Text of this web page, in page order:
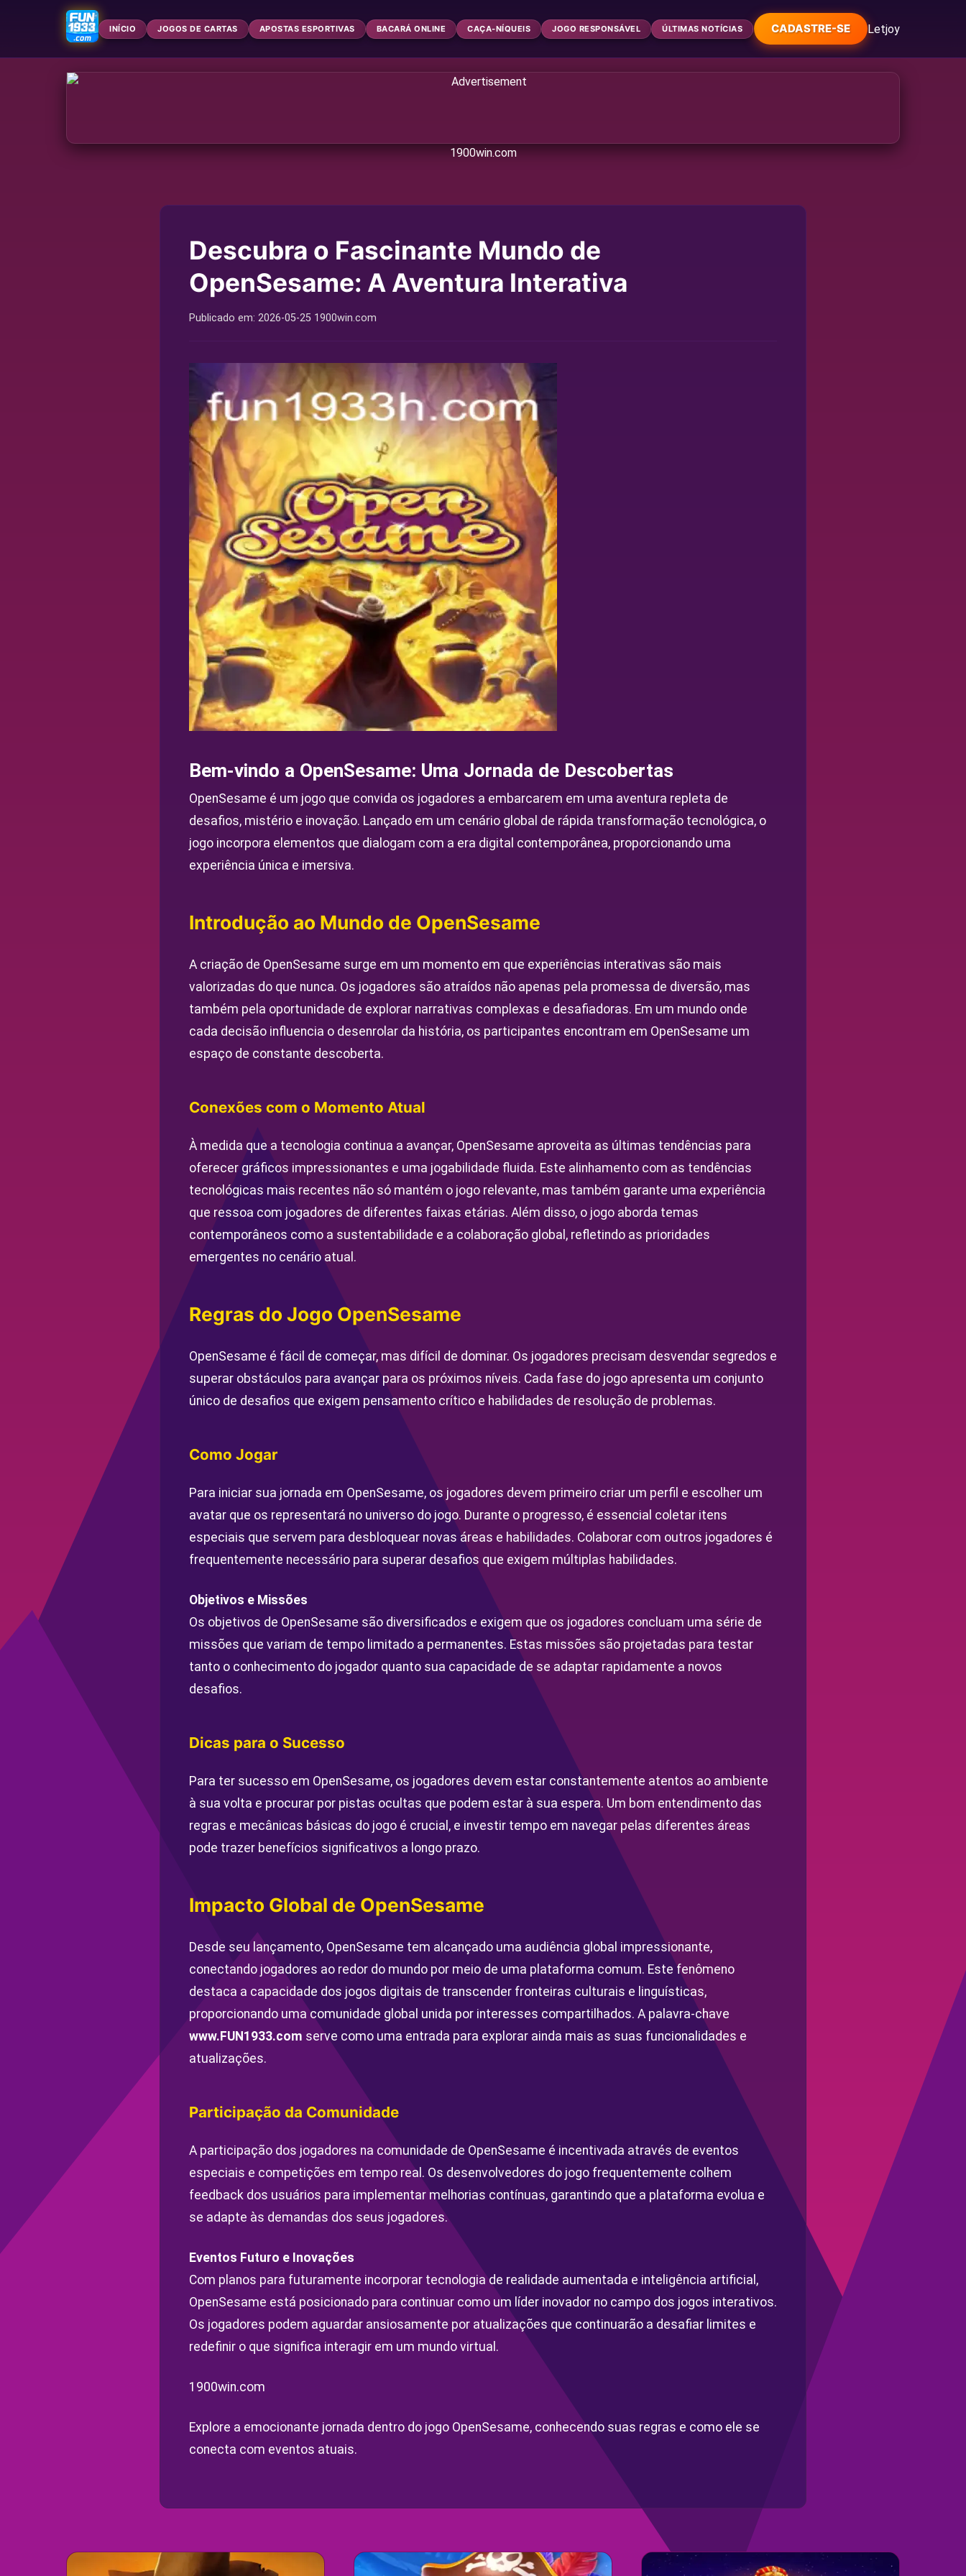
INÍCIO JOGOS DE CARTAS APOSTAS ESPORTIVAS BACARÁ ONLINE CAÇA-NÍQUEIS JOGO RESPONSÁVEL ÚLTIMAS NOTÍCIAS CADASTRE-SE Letjoy
1900win.com
Descubra o Fascinante Mundo de
OpenSesame: A Aventura Interativa
Publicado em: 2026-05-25 1900win.com
Bem-vindo a OpenSesame: Uma Jornada de Descobertas
OpenSesame é um jogo que convida os jogadores a embarcarem em uma aventura repleta de
desafios, mistério e inovação. Lançado em um cenário global de rápida transformação tecnológica, o
jogo incorpora elementos que dialogam com a era digital contemporânea, proporcionando uma
experiência única e imersiva.
Introdução ao Mundo de OpenSesame
A criação de OpenSesame surge em um momento em que experiências interativas são mais
valorizadas do que nunca. Os jogadores são atraídos não apenas pela promessa de diversão, mas
também pela oportunidade de explorar narrativas complexas e desafiadoras. Em um mundo onde
cada decisão influencia o desenrolar da história, os participantes encontram em OpenSesame um
espaço de constante descoberta.
Conexões com o Momento Atual
À medida que a tecnologia continua a avançar, OpenSesame aproveita as últimas tendências para
oferecer gráficos impressionantes e uma jogabilidade fluida. Este alinhamento com as tendências
tecnológicas mais recentes não só mantém o jogo relevante, mas também garante uma experiência
que ressoa com jogadores de diferentes faixas etárias. Além disso, o jogo aborda temas
contemporâneos como a sustentabilidade e a colaboração global, refletindo as prioridades
emergentes no cenário atual.
Regras do Jogo OpenSesame
OpenSesame é fácil de começar, mas difícil de dominar. Os jogadores precisam desvendar segredos e
superar obstáculos para avançar para os próximos níveis. Cada fase do jogo apresenta um conjunto
único de desafios que exigem pensamento crítico e habilidades de resolução de problemas.
Como Jogar
Para iniciar sua jornada em OpenSesame, os jogadores devem primeiro criar um perfil e escolher um
avatar que os representará no universo do jogo. Durante o progresso, é essencial coletar itens
especiais que servem para desbloquear novas áreas e habilidades. Colaborar com outros jogadores é
frequentemente necessário para superar desafios que exigem múltiplas habilidades.
Objetivos e Missões
Os objetivos de OpenSesame são diversificados e exigem que os jogadores concluam uma série de
missões que variam de tempo limitado a permanentes. Estas missões são projetadas para testar
tanto o conhecimento do jogador quanto sua capacidade de se adaptar rapidamente a novos
desafios.
Dicas para o Sucesso
Para ter sucesso em OpenSesame, os jogadores devem estar constantemente atentos ao ambiente
à sua volta e procurar por pistas ocultas que podem estar à sua espera. Um bom entendimento das
regras e mecânicas básicas do jogo é crucial, e investir tempo em navegar pelas diferentes áreas
pode trazer benefícios significativos a longo prazo.
Impacto Global de OpenSesame
Desde seu lançamento, OpenSesame tem alcançado uma audiência global impressionante,
conectando jogadores ao redor do mundo por meio de uma plataforma comum. Este fenômeno
destaca a capacidade dos jogos digitais de transcender fronteiras culturais e linguísticas,
proporcionando uma comunidade global unida por interesses compartilhados. A palavra-chave
www.FUN1933.com serve como uma entrada para explorar ainda mais as suas funcionalidades e
atualizações.
Participação da Comunidade
A participação dos jogadores na comunidade de OpenSesame é incentivada através de eventos
especiais e competições em tempo real. Os desenvolvedores do jogo frequentemente colhem
feedback dos usuários para implementar melhorias contínuas, garantindo que a plataforma evolua e
se adapte às demandas dos seus jogadores.
Eventos Futuro e Inovações
Com planos para futuramente incorporar tecnologia de realidade aumentada e inteligência artificial,
OpenSesame está posicionado para continuar como um líder inovador no campo dos jogos interativos.
Os jogadores podem aguardar ansiosamente por atualizações que continuarão a desafiar limites e
redefinir o que significa interagir em um mundo virtual.
1900win.com
Explore a emocionante jornada dentro do jogo OpenSesame, conhecendo suas regras e como ele se
conecta com eventos atuais.